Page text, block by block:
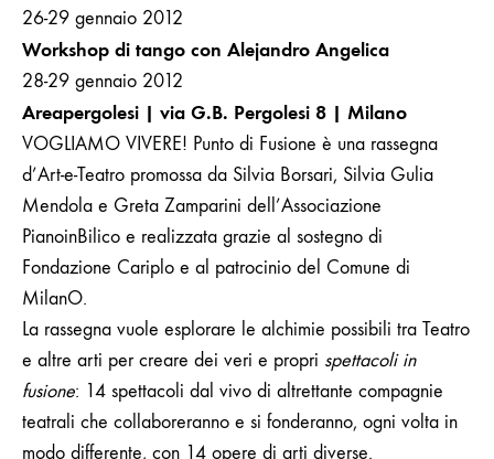
26-29 gennaio 2012
Workshop di tango con Alejandro Angelica
28-29 gennaio 2012
Areapergolesi | via G.B. Pergolesi 8 | Milano
VOGLIAMO VIVERE! Punto di Fusione è una rassegna
d’Art-e-Teatro promossa da Silvia Borsari, Silvia Gulia
Mendola e Greta Zamparini dell’Associazione
PianoinBilico e realizzata grazie al sostegno di
Fondazione Cariplo e al patrocinio del Comune di
MilanO.
La rassegna vuole esplorare le alchimie possibili tra Teatro
e altre arti per creare dei veri e propri spettacoli in
fusione: 14 spettacoli dal vivo di altrettante compagnie
teatrali che collaboreranno e si fonderanno, ogni volta in
modo differente, con 14 opere di arti diverse.